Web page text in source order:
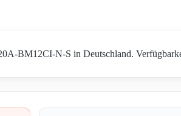
BM12CI-N-S in Deutschland.